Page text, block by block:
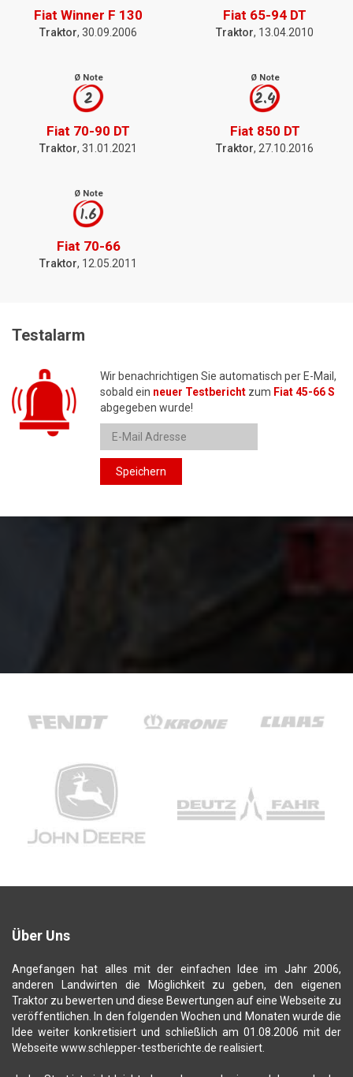
Fiat Winner F 130
Traktor, 30.09.2006
Fiat 65-94 DT
Traktor, 13.04.2010
Ø Note
2
Fiat 70-90 DT
Traktor, 31.01.2021
Ø Note
2.4
Fiat 850 DT
Traktor, 27.10.2016
Ø Note
1.6
Fiat 70-66
Traktor, 12.05.2011
Testalarm
Wir benachrichtigen Sie automatisch per E-Mail,
sobald ein neuer Testbericht zum Fiat 45-66 S
abgegeben wurde!
Speichern
Über Uns
Angefangen hat alles mit der einfachen Idee im Jahr 2006,
anderen Landwirten die Möglichkeit zu geben, den eigenen
Traktor zu bewerten und diese Bewertungen auf eine Webseite zu
veröffentlichen. In den folgenden Wochen und Monaten wurde die
Idee weiter konkretisiert und schließlich am 01.08.2006 mit der
Webseite www.schlepper-testberichte.de realisiert.